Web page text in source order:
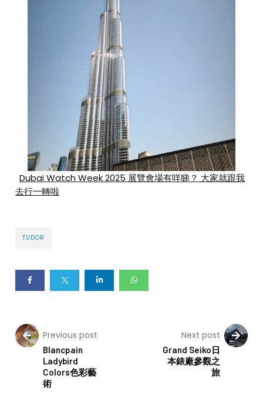
Dubai Watch Week 2025 展覽會場有咩睇？ 大家就跟我
去行一轉啦
TUDOR
Previous post
Blancpain
Ladybird
Colors色彩藝
術
Next post
Grand Seiko日
本錶廠參觀之
旅